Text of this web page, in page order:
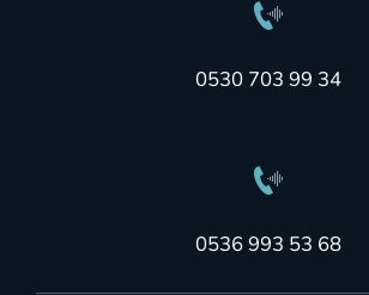
0530 703 99 34
0536 993 53 68